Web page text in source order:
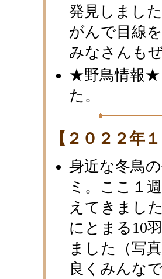
発見しまし
がんで目線
みなさんも
★野鳥情報★
た。
【２０２２年
身近な冬鳥
ミ。ここ１
えてきまし
にとまる10
ました（写
良くみんな